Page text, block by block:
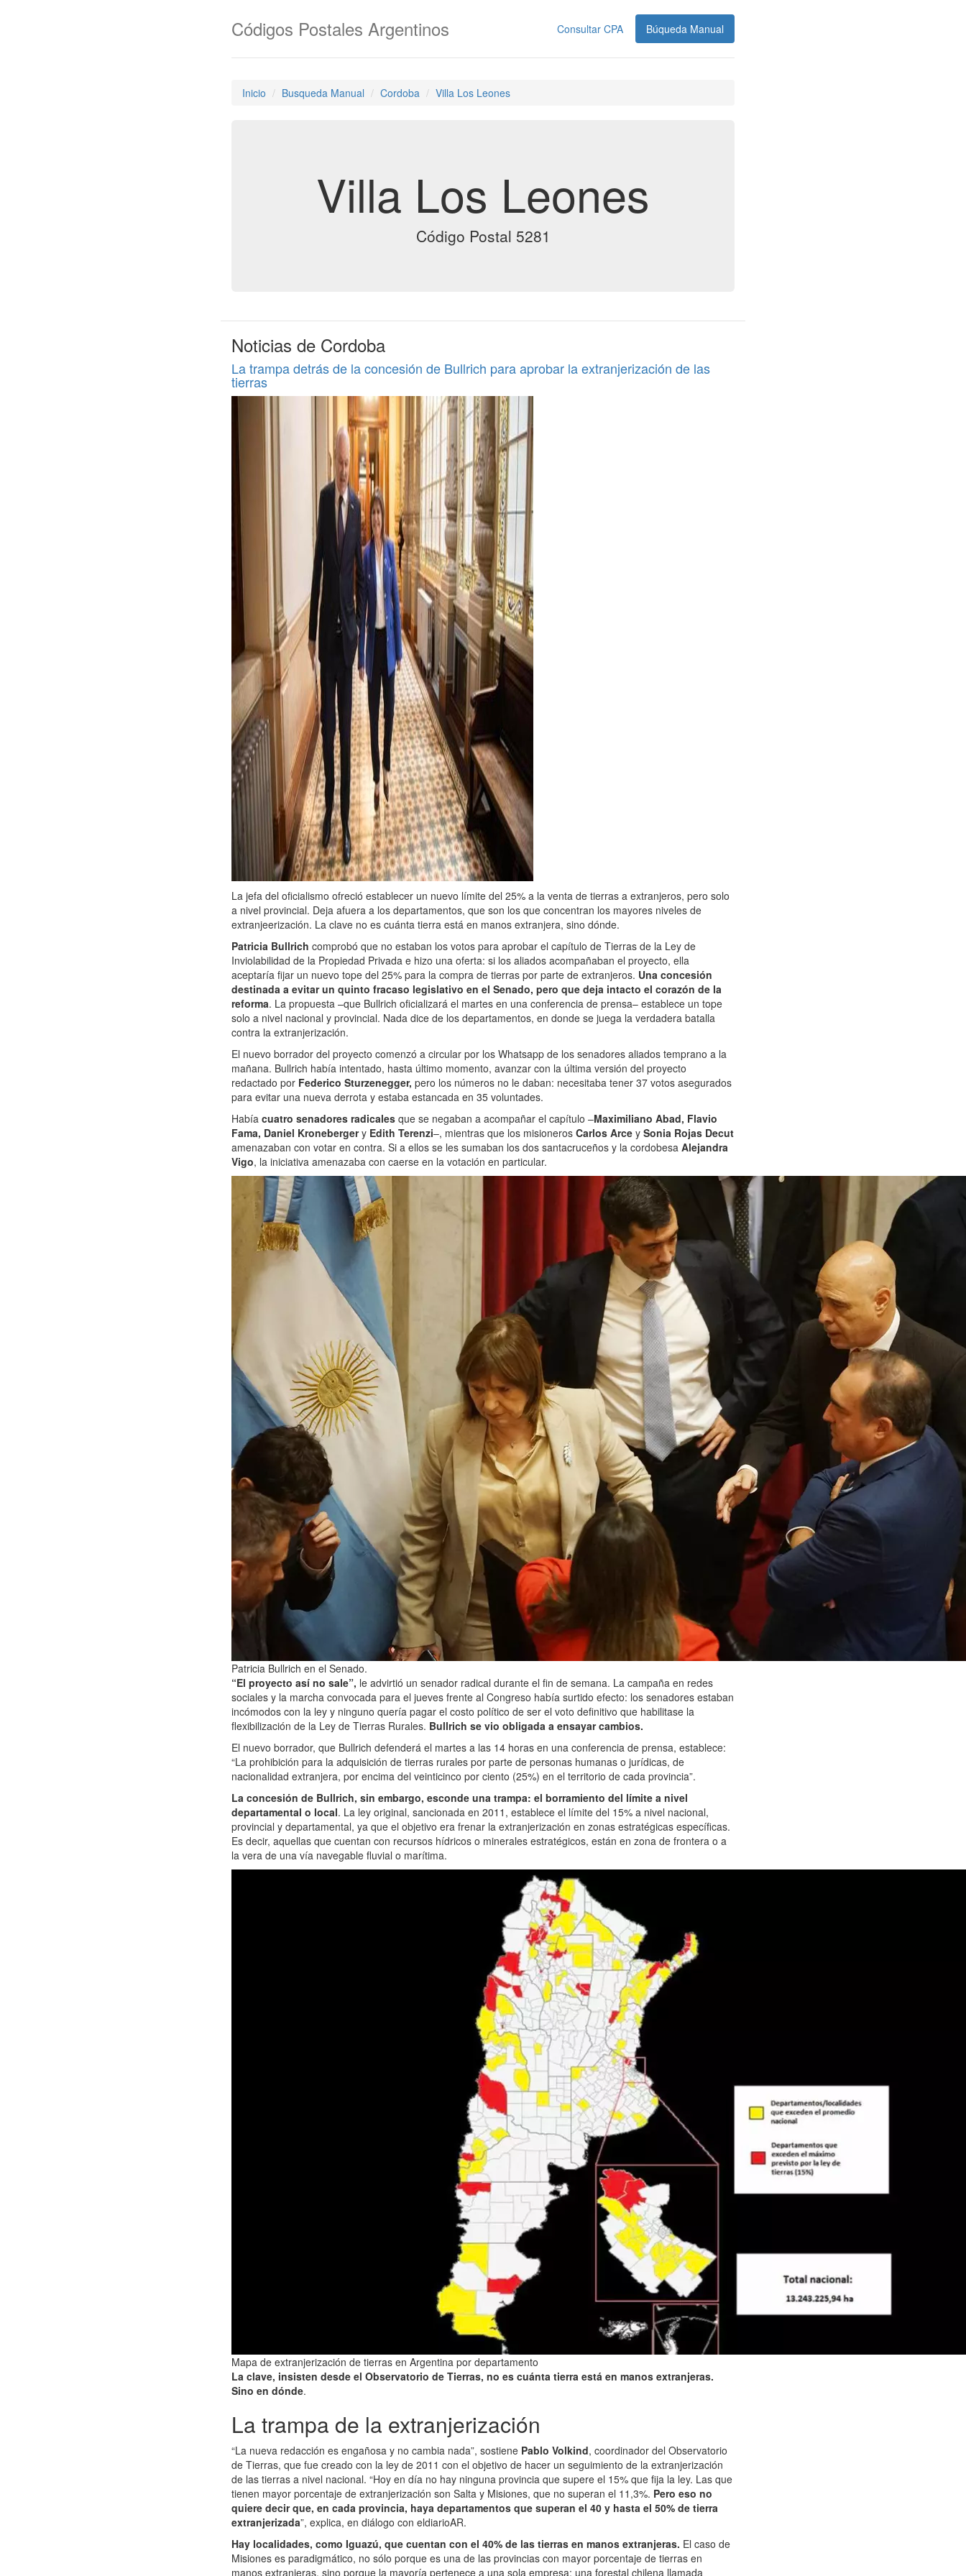
Consultar CPA Búqueda Manual
Códigos Postales Argentinos
Inicio Busqueda Manual Cordoba Villa Los Leones
Villa Los Leones
Código Postal 5281
Noticias de Cordoba
La trampa detrás de la concesión de Bullrich para aprobar la extranjerización de las
tierras
La jefa del oficialismo ofreció establecer un nuevo límite del 25% a la venta de tierras a extranjeros, pero solo
a nivel provincial. Deja afuera a los departamentos, que son los que concentran los mayores niveles de
extranjeerización. La clave no es cuánta tierra está en manos extranjera, sino dónde.
Patricia Bullrich comprobó que no estaban los votos para aprobar el capítulo de Tierras de la Ley de
Inviolabilidad de la Propiedad Privada e hizo una oferta: si los aliados acompañaban el proyecto, ella
aceptaría fijar un nuevo tope del 25% para la compra de tierras por parte de extranjeros. Una concesión
destinada a evitar un quinto fracaso legislativo en el Senado, pero que deja intacto el corazón de la
reforma. La propuesta –que Bullrich oficializará el martes en una conferencia de prensa– establece un tope
solo a nivel nacional y provincial. Nada dice de los departamentos, en donde se juega la verdadera batalla
contra la extranjerización.
El nuevo borrador del proyecto comenzó a circular por los Whatsapp de los senadores aliados temprano a la
mañana. Bullrich había intentado, hasta último momento, avanzar con la última versión del proyecto
redactado por Federico Sturzenegger, pero los números no le daban: necesitaba tener 37 votos asegurados
para evitar una nueva derrota y estaba estancada en 35 voluntades.
Había cuatro senadores radicales que se negaban a acompañar el capítulo –Maximiliano Abad, Flavio
Fama, Daniel Kronebergery Edith Terenzi–, mientras que los misioneros Carlos Arce y Sonia Rojas Decut
amenazaban con votar en contra. Si a ellos se les sumaban los dos santacruceños y la cordobesa Alejandra
Vigo, la iniciativa amenazaba con caerse en la votación en particular.
Patricia Bullrich en el Senado.
“El proyecto así no sale”, le advirtió un senador radical durante el fin de semana. La campaña en redes
sociales y la marcha convocada para el jueves frente al Congreso había surtido efecto: los senadores estaban
incómodos con la ley y ninguno quería pagar el costo político de ser el voto definitivo que habilitase la
flexibilización de la Ley de Tierras Rurales. Bullrich se vio obligada a ensayar cambios.
El nuevo borrador, que Bullrich defenderá el martes a las 14 horas en una conferencia de prensa, establece:
“La prohibición para la adquisición de tierras rurales por parte de personas humanas o jurídicas, de
nacionalidad extranjera, por encima del veinticinco por ciento (25%) en el territorio de cada provincia”.
La concesión de Bullrich, sin embargo, esconde una trampa: el borramiento del límite a nivel
departamental o local. La ley original, sancionada en 2011, establece el límite del 15% a nivel nacional,
provincial y departamental, ya que el objetivo era frenar la extranjerización en zonas estratégicas específicas.
Es decir, aquellas que cuentan con recursos hídricos o minerales estratégicos, están en zona de frontera o a
la vera de una vía navegable fluvial o marítima.
Mapa de extranjerización de tierras en Argentina por departamento
La clave, insisten desde el Observatorio de Tierras, no es cuánta tierra está en manos extranjeras.
Sino en dónde.
La trampa de la extranjerización
“La nueva redacción es engañosa y no cambia nada”, sostiene Pablo Volkind, coordinador del Observatorio
de Tierras, que fue creado con la ley de 2011 con el objetivo de hacer un seguimiento de la extranjerización
de las tierras a nivel nacional. “Hoy en día no hay ninguna provincia que supere el 15% que fija la ley. Las que
tienen mayor porcentaje de extranjerización son Salta y Misiones, que no superan el 11,3%. Pero eso no
quiere decir que, en cada provincia, haya departamentos que superan el 40 y hasta el 50% de tierra
extranjerizada”, explica, en diálogo con eldiarioAR.
Hay localidades, como Iguazú, que cuentan con el 40% de las tierras en manos extranjeras. El caso de
Misiones es paradigmático, no sólo porque es una de las provincias con mayor porcentaje de tierras en
manos extranjeras, sino porque la mayoría pertenece a una sola empresa: una forestal chilena llamada